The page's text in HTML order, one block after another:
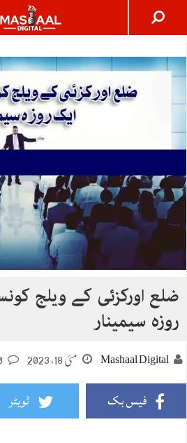
ضلع اورکزئی کے ویلج
روزہ سیمینار
Mashaal Digital مئی 18, 2023
فیس بک ٹویٹر